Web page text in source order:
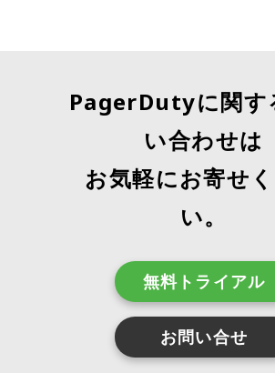
PagerDutyに関す
い合わせは
お気軽にお寄せ
い。
無料トライアル
お問い合せ